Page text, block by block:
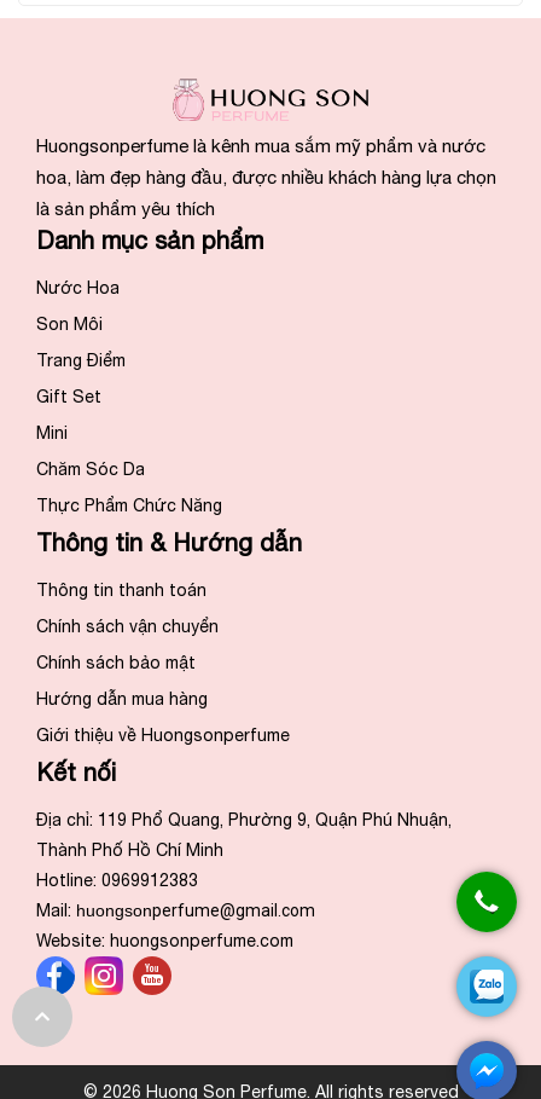
Huongsonperfume là kênh mua sắm mỹ phẩm và nước
hoa, làm đẹp hàng đầu, được nhiều khách hàng lựa chọn
là sản phẩm yêu thích
Danh mục sản phẩm
Nước Hoa
Son Môi
Trang Điểm
Gift Set
Mini
Chăm Sóc Da
Thực Phẩm Chức Năng
Thông tin & Hướng dẫn
Thông tin thanh toán
Chính sách vận chuyển
Chính sách bảo mật
Hướng dẫn mua hàng
Giới thiệu về Huongsonperfume
Kết nối
Địa chỉ: 119 Phổ Quang, Phường 9, Quận Phú Nhuận,
Thành Phố Hồ Chí Minh
Hotline: 0969912383
Mail: huongsonperfume@gmail.com
Website: huongsonperfume.com
© 2026 Huong Son Perfume. All rights reserved